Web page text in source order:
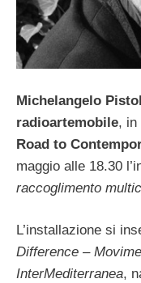
Michelangelo
radioartemobile, in
Road to
maggio alle 18.30
raccoglimento
L’installazione si
Difference –
InterMediterranea,